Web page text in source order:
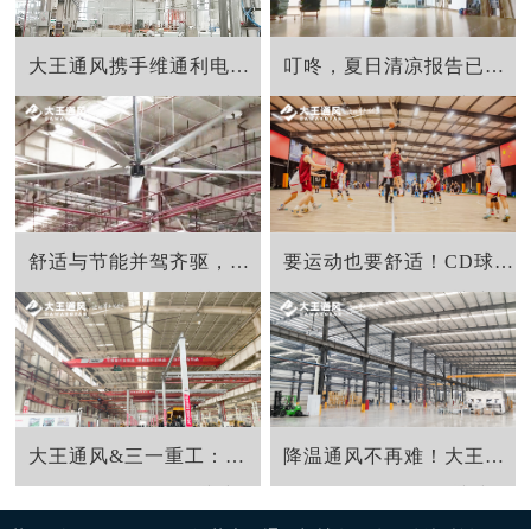
大王通风携手维通利电气：告别炎热困扰，释放清凉一夏！ 叮咚，夏日清凉报告已生成，请全体福师大师生注意查收！
舒适与节能并驾齐驱，大王风扇赋能广汽本田绿色生产 要运动也要舒适！CD球馆新风尚！大王通风超大覆盖，清凉无限！
大王通风&三一重工：强强联合，打造工业通风新标杆，开启工业清凉新时代！ 降温通风不再难！大王通风为拓普集团倾力打造舒适工作环境！